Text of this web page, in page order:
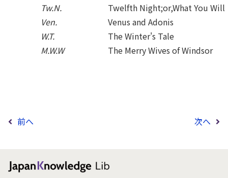
Tw.N.
Twelfth Night;or,What You Will
Ven.
Venus and Adonis
W.T.
The Winter's Tale
M.W.W
The Merry Wives of Windsor
前へ 次へ